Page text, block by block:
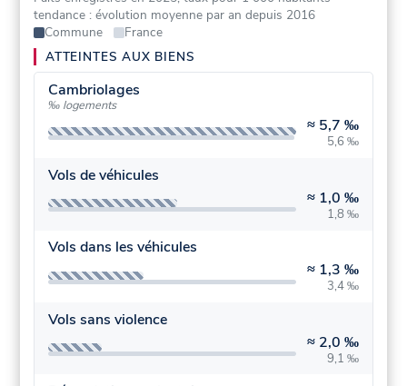
tendance : évolution moyenne par an depuis 2016
Commune
France
ATTEINTES AUX BIENS
Cambriolages
‰ logements
≈ 5,7 ‰
5,6 ‰
Vols de véhicules
≈ 1,0 ‰
1,8 ‰
Vols dans les véhicules
≈ 1,3 ‰
3,4 ‰
Vols sans violence
≈ 2,0 ‰
9,1 ‰